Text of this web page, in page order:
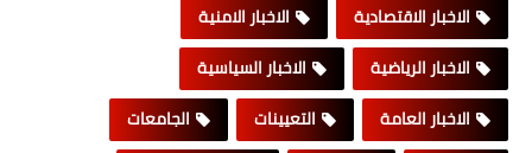
الاخبار الاقتصادية
الاخبار الامنية
الاخبار الرياضية
الاخبار السياسية
الاخبار العامة
التعيينات
الجامعات